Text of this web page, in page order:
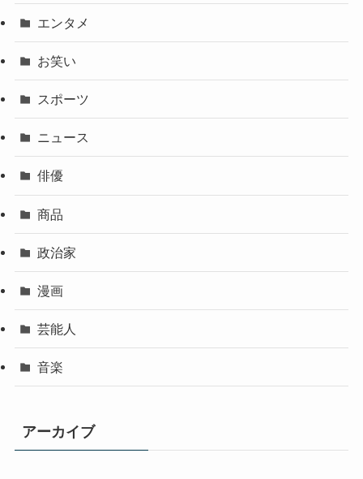
エンタメ
お笑い
スポーツ
ニュース
俳優
商品
政治家
漫画
芸能人
音楽
アーカイブ